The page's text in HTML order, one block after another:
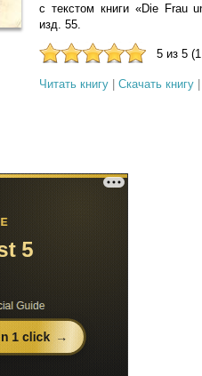
с текстом книги «Die Frau
изд. 55.
5 из 5
Читать книгу Скачать книгу